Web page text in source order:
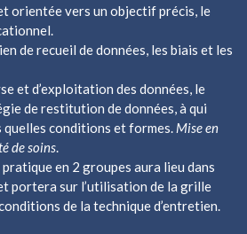
orientée vers un objectif précis, le
de recueil de données, les biais et les
et d’exploitation des données, le
de restitution de données, à qui
conditions et formes. Mise en
de soins.
en 2 groupes aura lieu dans
portera sur l’utilisation de la grille
de la technique d’entretien.